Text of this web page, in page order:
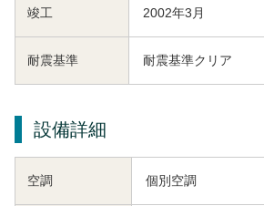
竣工 2002年3月
耐震基準 耐震基準クリア
設備詳細
空調 個別空調